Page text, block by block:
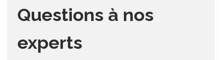
Questions à nos
experts